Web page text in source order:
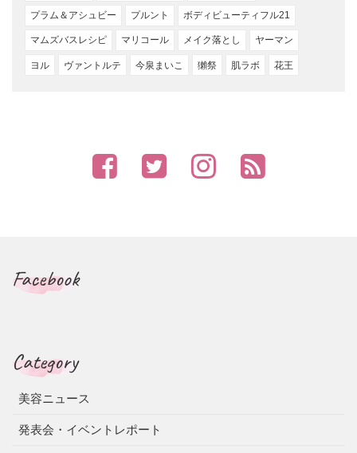
プラム＆アシュビー プルント ボディビューティフル21
マムズバスレシピ マリコール メイク落とし ヤーマン
ヨル ヴァントルテ 今泉まいこ 獺祭 肌ラボ 花王
Facebook
Category
美容ニュース
発表会・イベントレポート